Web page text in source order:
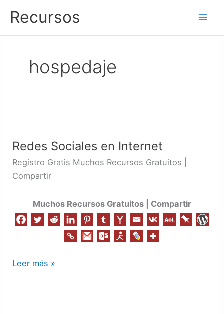
contenido
Recursos
hospedaje
Redes Sociales en Internet
Registro Gratis Muchos Recursos Gratuitos |
Compartir
Muchos Recursos Gratuitos | Compartir
en
Internet
Leer más »